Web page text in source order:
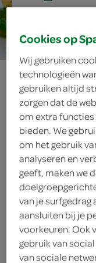
met
ingrediënten
2 eetlepels munt
2 eetlepels dille
Cookies op
Wij gebruiken
technologieën
gebruiken altijd
zorgen dat de
om extra functies
bieden. We
om het gebruik
analyseren en
geeft, maken we
van je
aansluiten bij je
voorkeuren. Ook
gebruik van
van sociale